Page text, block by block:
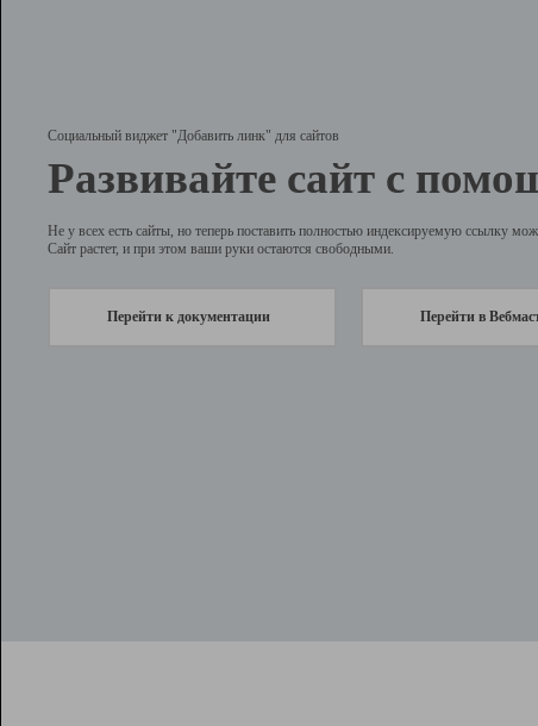
Социальный виджет "Добавить линк" для сайтов
Развивайте сайт с
Не у всех есть сайты, но теперь поставить полностью индексируемую ссылку
Сайт растет, и при этом ваши руки остаются свободными.
Перейти к документации Перейти в